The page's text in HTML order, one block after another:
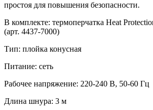
простоя для повышения безопасности.
В комплекте: термоперчатка Heat
(арт. 4437-7000)
Тип: плойка конусная
Питание: сеть
Рабочее напряжение: 220-240 В, 50-60 Гц
Длина шнура: 3 м